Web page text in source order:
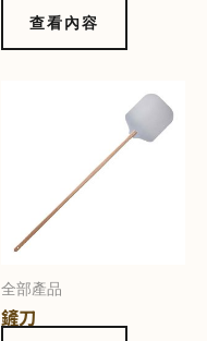
查看內容
全部產品
鏟刀